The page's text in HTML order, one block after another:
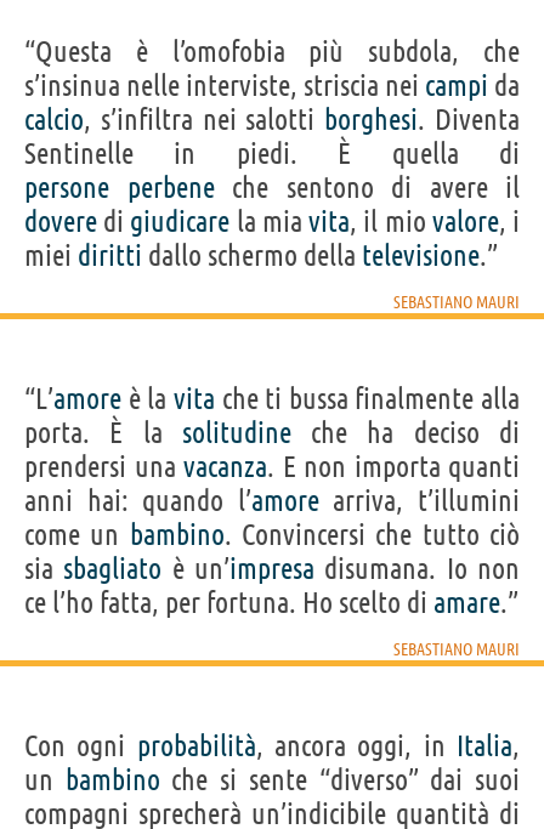
“Questa è l’omofobia più subdola, che
s’insinua nelle interviste, striscia nei campi da
calcio, s’infiltra nei salotti borghesi. Diventa
Sentinelle in piedi. È quella di
persone perbeneche sentono di avere il
dovere di giudicare la miavita, il mio valore, i
miei diritti dallo schermo della televisione.”
SEBASTIANO MAURI
“L’amore è la vita che ti bussa finalmente alla
porta. È la solitudineche ha deciso di
prendersi una vacanza. E non importa quanti
anni hai: quando l’amorearriva, t’illumini
come un bambino. Convincersi che tutto ciò
sia sbagliato è un’impresa disumana. Io non
ce l’ho fatta, per fortuna. Ho scelto di amare.”
SEBASTIANO MAURI
Con ogni probabilità, ancora oggi, in Italia,
un bambino che si sente “diverso” dai suoi
compagni sprecherà un’indicibile quantità di